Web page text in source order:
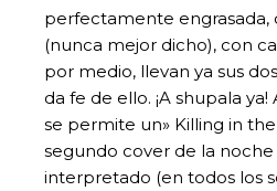
perfectamente
(nunca mejor dicho), con
por medio, llevan ya sus
da fe de ello. ¡A shupala
se permite un» Killing in the
segundo cover de la
interpretado (en todos los